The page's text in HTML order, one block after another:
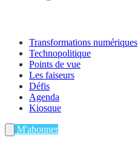
Transformations numériques
Technopolitique
Points de vue
Les faiseurs
Défis
Agenda
Kiosque
M'abonner